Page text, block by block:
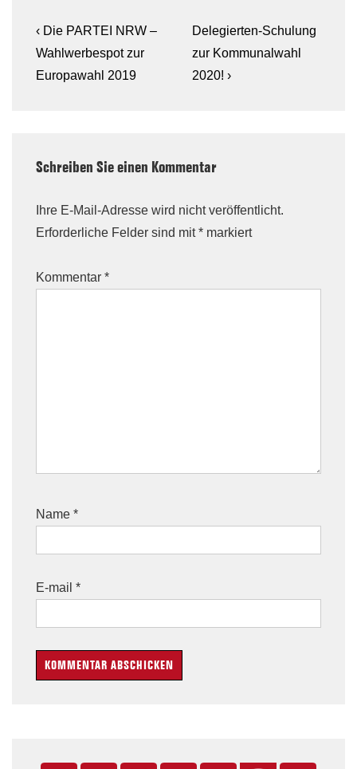
Beitragsnavigation
Previous
Post
is
‹ Die PARTEI NRW –
Wahlwerbespot zur
Europawahl 2019
Next
Post
is
Delegierten-Schulung
zur Kommunalwahl
2020! ›
Schreiben Sie einen Kommentar
Ihre E-Mail-Adresse wird nicht veröffentlicht.
Erforderliche Felder sind mit* markiert
Kommentar *
Name *
E-mail *